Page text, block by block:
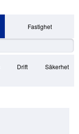
Fastighet
Drift Säkerhet